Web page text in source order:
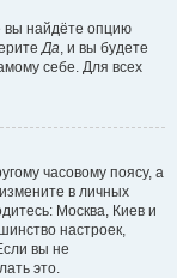
вы найдёте опцию
Да, и вы будете
себе. Для всех
часовому поясу, а
в личных
Москва, Киев и
настроек,
вы не
это.